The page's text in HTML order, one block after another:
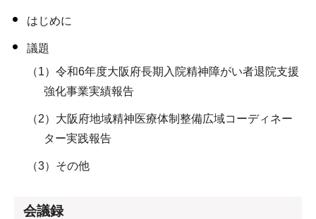
はじめに
議題
（1）令和6年度大阪府長期入院精神障がい者退院支援
強化事業実績報告
（2）大阪府地域精神医療体制整備広域コーディネー
ター実践報告
（3）その他
会議録